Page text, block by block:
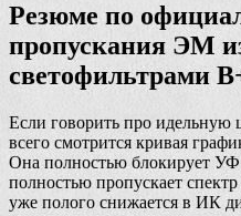
Резюме по
пропускания ЭМ
светофильтрами
Если говорить про идельную
всего смотрится кривая
Она полностью блокирует УФ
полностью пропускает
уже полого снижается в ИК